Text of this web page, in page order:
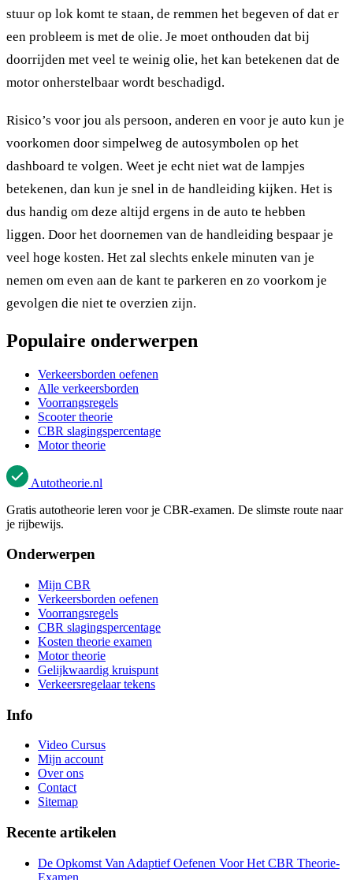
stuur op lok komt te staan, de remmen het begeven of dat er
een probleem is met de olie. Je moet onthouden dat bij
doorrijden met veel te weinig olie, het kan betekenen dat de
motor onherstelbaar wordt beschadigd.
Risico’s voor jou als persoon, anderen en voor je auto kun je
voorkomen door simpelweg de autosymbolen op het
dashboard te volgen. Weet je echt niet wat de lampjes
betekenen, dan kun je snel in de handleiding kijken. Het is
dus handig om deze altijd ergens in de auto te hebben
liggen. Door het doornemen van de handleiding bespaar je
veel hoge kosten. Het zal slechts enkele minuten van je
nemen om even aan de kant te parkeren en zo voorkom je
gevolgen die niet te overzien zijn.
Populaire onderwerpen
Verkeersborden oefenen
Alle verkeersborden
Voorrangsregels
Scooter theorie
CBR slagingspercentage
Motor theorie
Autotheorie.nl
Gratis autotheorie leren voor je CBR-examen. De slimste route naar
je rijbewijs.
Onderwerpen
Mijn CBR
Verkeersborden oefenen
Voorrangsregels
CBR slagingspercentage
Kosten theorie examen
Motor theorie
Gelijkwaardig kruispunt
Verkeersregelaar tekens
Info
Video Cursus
Mijn account
Over ons
Contact
Sitemap
Recente artikelen
De Opkomst Van Adaptief Oefenen Voor Het CBR Theorie-
Examen